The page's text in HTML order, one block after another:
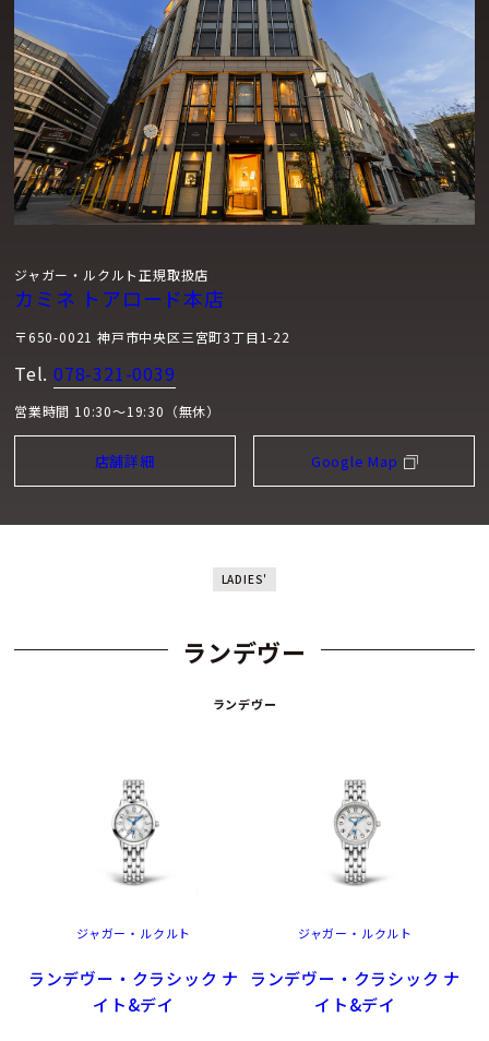
ジャガー・ルクルト正規取扱店
カミネ トアロード本店
〒650-0021 神戸市中央区三宮町3丁目1-22
Tel. 078-321-0039
営業時間 10:30～19:30（無休）
店舗詳細 Google Map
LADIES'
ランデヴー
ランデヴー
ジャガー・ルクルト
ランデヴー・クラシック ナ
イト&デイ
ジャガー・ルクルト
ランデヴー・クラシック ナ
イト&デイ